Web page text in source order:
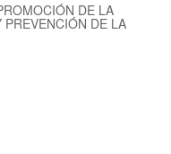
DE LA
DE LA